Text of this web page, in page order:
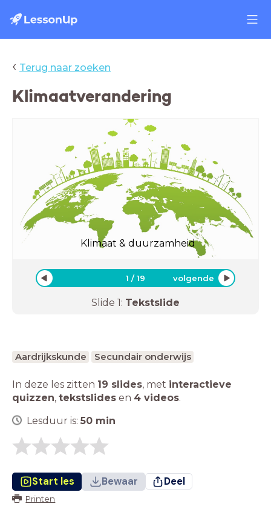
‹ Terug naar zoeken
Klimaatverandering
Klimaat & duurzamheid
1 /19 volgende
Slide 1: Tekstslide
Aardrijkskunde Secundair onderwijs
In deze les zitten 19 slides, met interactieve
quizzen, tekstslides en 4 videos.
Lesduur is: 50 min
Start les Bewaar Deel
Printen